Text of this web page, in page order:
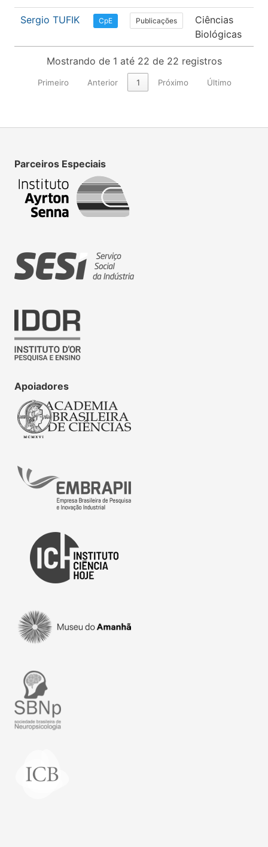
Sergio TUFIK CpE Publicações
Ciências
Biológicas
Mostrando de 1 até 22 de 22 registros
Primeiro Anterior 1 Próximo Último
Parceiros Especiais
Apoiadores